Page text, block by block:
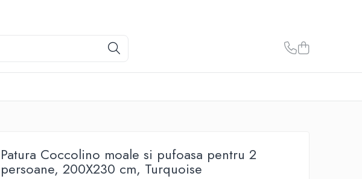
Patura Coccolino moale si pufoasa pentru 2
persoane, 200X230 cm, Turquoise